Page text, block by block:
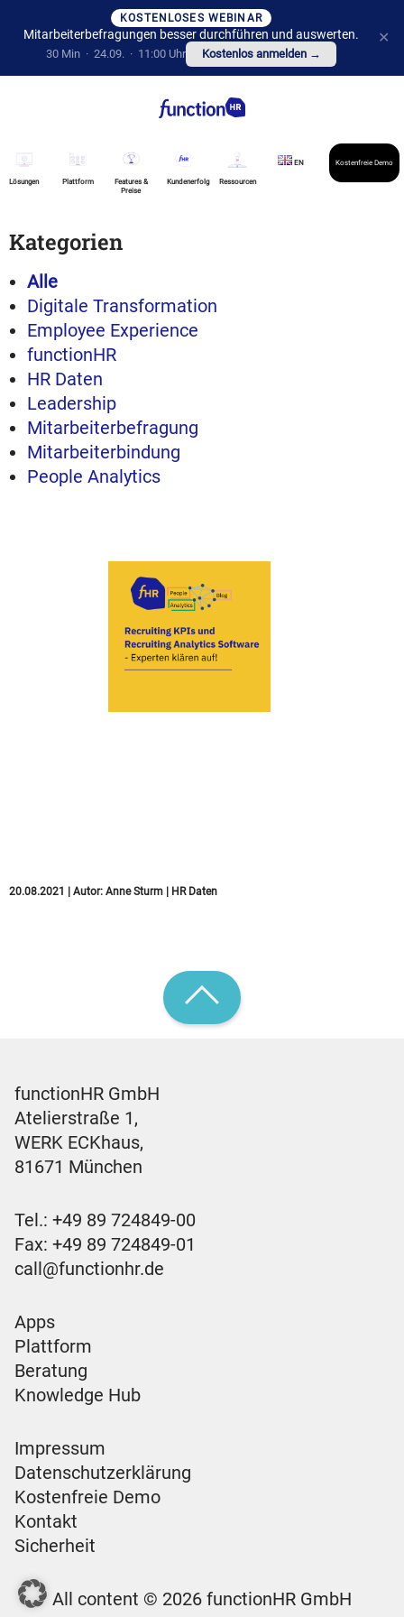
Lösungen Plattform
Features &
Preise
Kundenerfolg Ressourcen
EN Kostenfreie Demo
Kategorien
Alle
Digitale Transformation
Employee Experience
functionHR
HR Daten
Leadership
Mitarbeiterbefragung
Mitarbeiterbindung
People Analytics
20.08.2021 | Autor: Anne Sturm | HR Daten
functionHR GmbH
Atelierstraße 1,
WERK ECKhaus,
81671 München
Tel.: +49 89 724849-00
Fax: +49 89 724849-01
call@functionhr.de
Apps
Plattform
Beratung
Knowledge Hub
Impressum
Datenschutzerklärung
Kostenfreie Demo
Kontakt
Sicherheit
All content © 2026 functionHR GmbH
KOSTENLOSES WEBINAR
Mitarbeiterbefragungen besser durchführen und auswerten.
30 Min · 24.09. · 11:00 Uhr Kostenlos anmelden →
✕